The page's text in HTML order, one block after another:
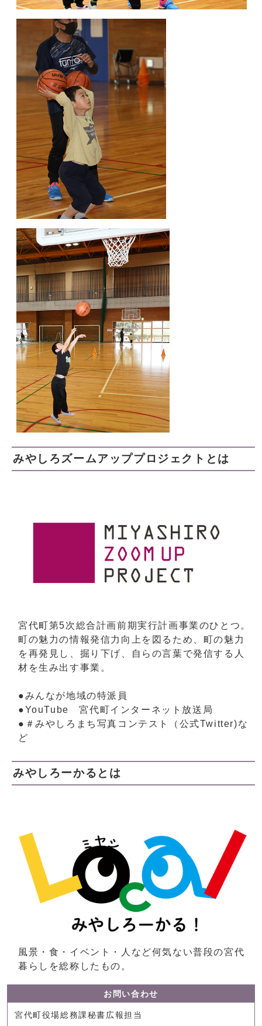
みやしろズームアッププロジェクトとは
宮代町第5次総合計画前期実行計画事業のひとつ。
町の魅力の情報発信力向上を図るため、町の魅力
を再発見し、掘り下げ、自らの言葉で発信する人
材を生み出す事業。
●みんなが地域の特派員
●YouTube 宮代町インターネット放送局
●＃みやしろまち写真コンテスト（公式Twitter)な
ど
みやしろーかるとは
風景・食・イベント・人など何気ない普段の宮代
暮らしを総称したもの。
お問い合わせ
宮代町役場総務課秘書広報担当